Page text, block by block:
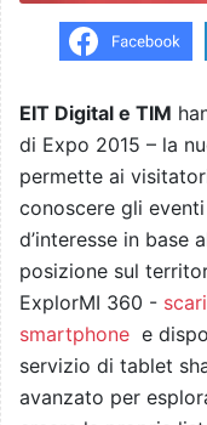
EIT Digital e TIM
di Expo 2015 – la
permette ai
conoscere gli
d’interesse in base
posizione sul
ExplorMI 360 -
smartphone e
servizio di tablet
avanzato per